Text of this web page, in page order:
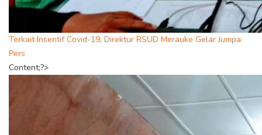
Terkait Insentif Covid-19, Direktur RSUD Merauke Gelar Jumpa
Pers
Content;?>